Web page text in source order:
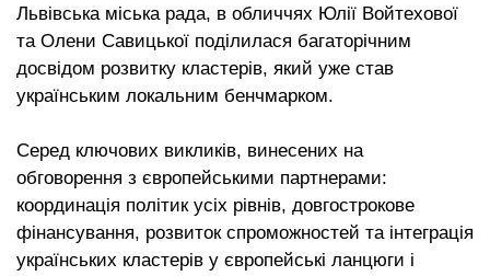
Львівська міська рада, в обличчях Юлії Войтехової
та Олени Савицької поділилася багаторічним
досвідом розвитку кластерів, який уже став
українським локальним бенчмарком.
Серед ключових викликів, винесених на
обговорення з європейськими партнерами:
координація політик усіх рівнів, довгострокове
фінансування, розвиток спроможностей та інтеграція
українських кластерів у європейські ланцюги і